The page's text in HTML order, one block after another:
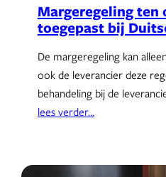
Margeregeling ten
toegepast bij
De margeregeling kan
ook de leverancier deze
behandeling bij de
lees verder…